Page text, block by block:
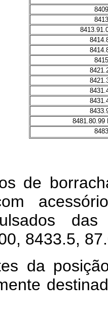
8481.80.99
de
8433.5,
da